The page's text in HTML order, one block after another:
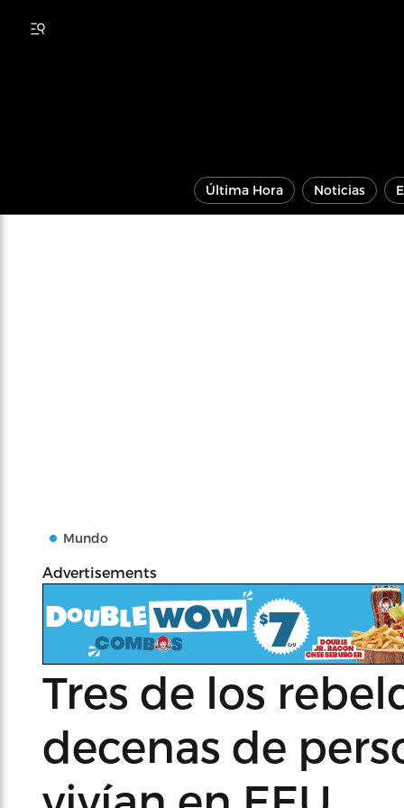
Última Hora Noticias
Mundo
Advertisements
Tres de los
decenas de